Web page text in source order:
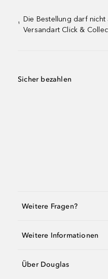
¹
Die Bestellung darf
Versandart Click &
Sicher bezahlen
Weitere Fragen?
Weitere Informationen
Über Douglas